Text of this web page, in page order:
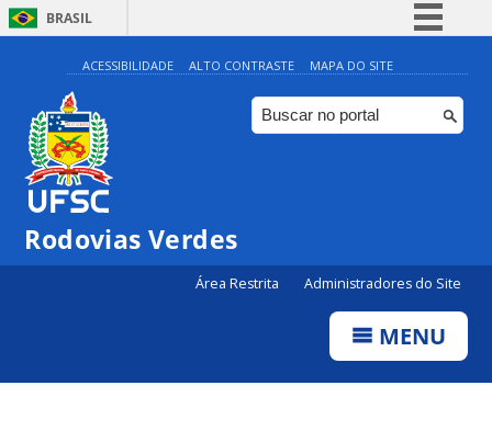
BRASIL
Simplifique!
Comunica BR
Participe
ACESSIBILIDADE ALTO CONTRASTE MAPA DO SITE
Rodovias Verdes
Área Restrita Administradores do Site
MENU